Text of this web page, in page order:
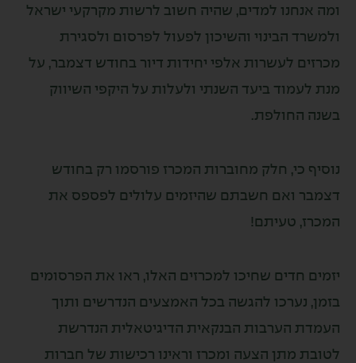
אנחנו למדים, שהיה חשוב לרשות מקרקעי ישראל
הבינוי והשיכון לפעול לפרסום ולסגירת
לעשרות אלפי יחידות דיור בחודש דצמבר, על
לעמוד ביעד השנתי ולעלות על היקפי השיווק
החולפת.
כי, חלק מחוברות המכרז פורסמו רק בחודש
ואם חשבתם שהיזמים עלולים לפספס את
טעיתם!
חדים שחיכו למכרזים האלו, ראו את הפרסומים
נערכו להגשה בכל האמצעים הנדרשים ותוך
הערבות הבנקאית הדיגיטאלית הנדרשת
מתן הצעה ומכרז וראינו רכישות של חברות